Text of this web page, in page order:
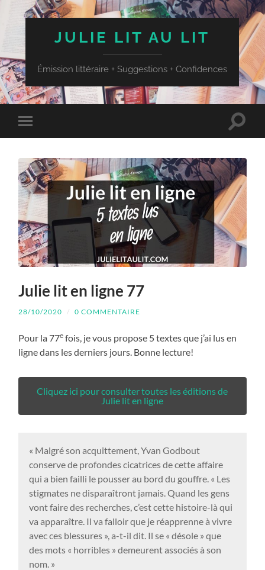
JULIE LIT AU LIT
Émission littéraire + Suggestions + Confidences
Toggle
mobile
Toggle
Julie lit en ligne 77
28/10/2020 / 0 COMMENTAIRE
Pour la 77e fois, je vous propose 5 textes que j’ai lus en
ligne dans les derniers jours. Bonne lecture!
Cliquez ici pour consulter toutes les éditions de
Julie lit en ligne
« Malgré son acquittement, Yvan Godbout
conserve de profondes cicatrices de cette affaire
qui a bien failli le pousser au bord du gouffre. « Les
stigmates ne disparaîtront jamais. Quand les gens
vont faire des recherches, c’est cette histoire-là qui
va apparaître. Il va falloir que je réapprenne à vivre
avec ces blessures », a-t-il dit. Il se « désole » que
des mots « horribles » demeurent associés à son
nom. »